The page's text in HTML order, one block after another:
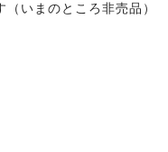
いまのところ非売品）